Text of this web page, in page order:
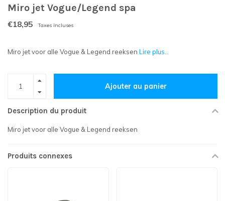
Miro jet Vogue/Legend spa
€18,95 Taxes incluses
Miro jet voor alle Vogue & Legend reeksen Lire plus..
Ajouter au panier
Description du produit
Miro jet voor alle Vogue & Legend reeksen
Produits connexes